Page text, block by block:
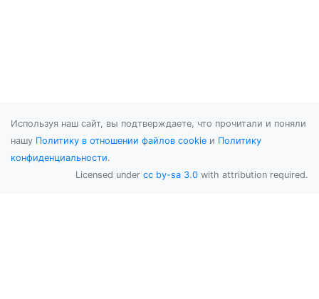
Используя наш сайт, вы подтверждаете, что прочитали и поняли
нашу Политику в отношении файлов cookie и Политику
конфиденциальности.
Licensed under cc by-sa 3.0 with attribution required.